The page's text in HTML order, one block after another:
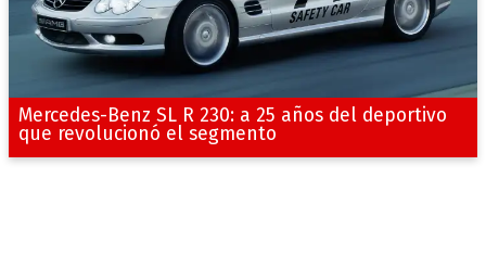
Mercedes-Benz SL R 230: a 25 años del deportivo
que revolucionó el segmento